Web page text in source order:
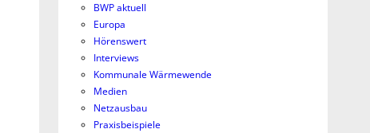
BWP aktuell
Europa
Hörenswert
Interviews
Kommunale Wärmewende
Medien
Netzausbau
Praxisbeispiele